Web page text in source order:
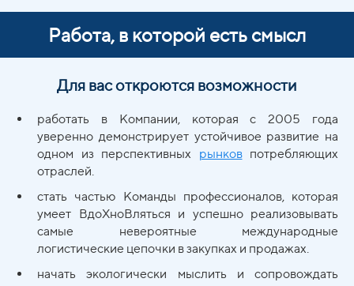
Работа, в которой есть смысл
Для вас откроются возможности
работать в Компании, которая с 2005 года
уверенно демонстрирует устойчивое развитие на
одном из перспективных рынковпотребляющих
отраслей.
стать частью Команды профессионалов, которая
умеет ВдоХноВляться и успешно реализовывать
самые невероятные международные
логистические цепочки в закупках и продажах.
начать экологически мыслить и сопровождать